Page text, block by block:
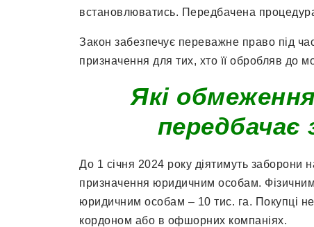
встановлюватись. Передбачена
Закон забезпечує переважне право під
призначення для тих, хто її обробляв до
Які
передбачає
До 1 січня 2024 року діятимуть заборони
призначення юридичним особам.
юридичним особам – 10 тис. га. Покупці
кордоном або в офшорних компаніях.